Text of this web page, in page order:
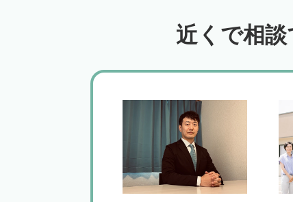
近くで相談